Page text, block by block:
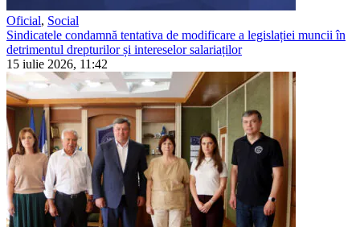
Oficial, Social
Sindicatele condamnă tentativa de modificare a legislației muncii în
detrimentul drepturilor și intereselor salariaților
15 iulie 2026, 11:42